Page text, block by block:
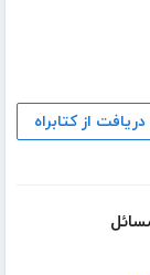
دریافت از کتابراه